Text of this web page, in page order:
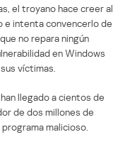
el troyano hace creer al
e intenta convencerlo de
no repara ningún
en Windows
víctimas.
llegado a cientos de
de dos millones de
malicioso.